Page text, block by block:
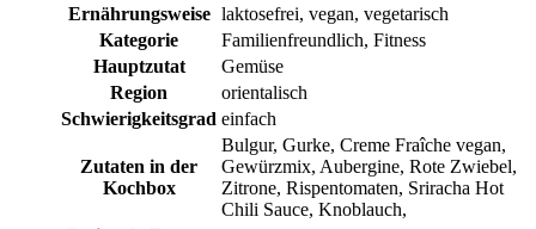
Ernährungsweise laktosefrei, vegan, vegetarisch
Kategorie
Familienfreundlich, Fitness
Hauptzutat
Gemüse
Region
orientalisch
Schwierigkeitsgrad einfach
Zutaten in der
Kochbox
Bulgur, Gurke, Creme Fraîche vegan,
Gewürzmix, Aubergine, Rote Zwiebel,
Zitrone, Rispentomaten, Sriracha Hot
Chili Sauce, Knoblauch,